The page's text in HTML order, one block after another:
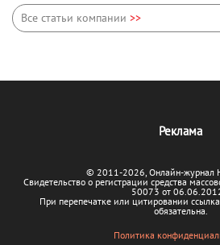
Все статьи компании >>
Реклама
© 2011-2026, Онлайн-журнал
Свидетельство о регистрации средства
50073 от
При перепечатке или цитировании
обязательна.
Политика